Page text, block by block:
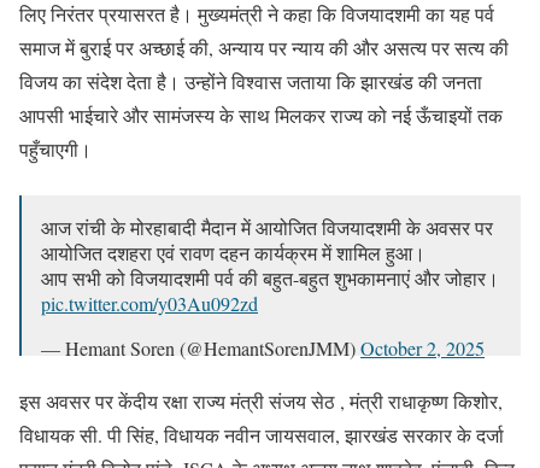
लिए निरंतर प्रयासरत है। मुख्यमंत्री ने कहा कि विजयादशमी का यह पर्व
समाज में बुराई पर अच्छाई की, अन्याय पर न्याय की और असत्य पर सत्य की
विजय का संदेश देता है। उन्होंने विश्वास जताया कि झारखंड की जनता
आपसी भाईचारे और सामंजस्य के साथ मिलकर राज्य को नई ऊँचाइयों तक
पहुँचाएगी।
आज रांची के मोरहाबादी मैदान में आयोजित विजयादशमी के अवसर पर
आयोजित दशहरा एवं रावण दहन कार्यक्रम में शामिल हुआ।
आप सभी को विजयादशमी पर्व की बहुत-बहुत शुभकामनाएं और जोहार।
pic.twitter.com/y03Au092zd
— Hemant Soren (@HemantSorenJMM)October 2, 2025
इस अवसर पर केंदीय रक्षा राज्य मंत्री संजय सेठ , मंत्री राधाकृष्ण किशोर,
विधायक सी. पी सिंह, विधायक नवीन जायसवाल, झारखंड सरकार के दर्जा